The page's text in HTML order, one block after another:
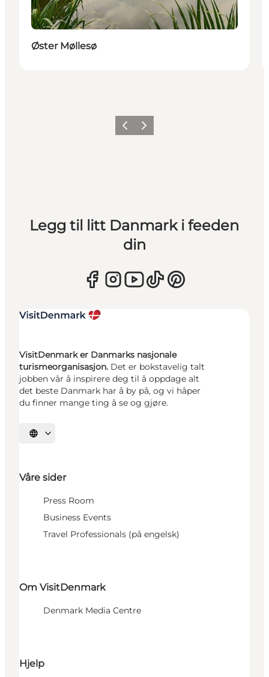
Øster Møllesø
ForrigeNeste
Legg til litt Danmark i feeden
din
VisitDenmark er Danmarks nasjonale
turismeorganisasjon. Det er bokstavelig talt
jobben vår å inspirere deg til å oppdage alt
det beste Danmark har å by på, og vi håper
du finner mange ting å se og gjøre.
Velg språk
Våre sider
Press Room
Business Events
Travel Professionals (på engelsk)
Om VisitDenmark
Denmark Media Centre
Hjelp